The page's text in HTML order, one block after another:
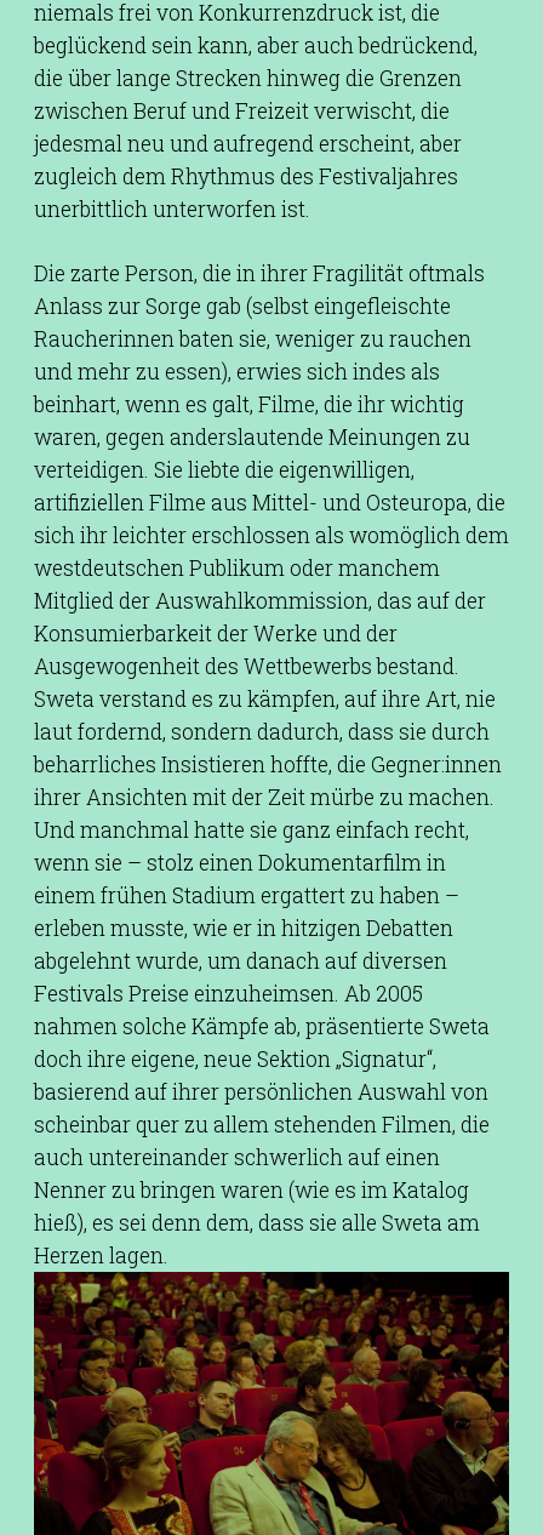
niemals frei von Konkurrenzdruck ist, die
beglückend sein kann, aber auch bedrückend,
die über lange Strecken hinweg die Grenzen
zwischen Beruf und Freizeit verwischt, die
jedesmal neu und aufregend erscheint, aber
zugleich dem Rhythmus des Festivaljahres
unerbittlich unterworfen ist.
Die zarte Person, die in ihrer Fragilität oftmals
Anlass zur Sorge gab (selbst eingefleischte
Raucherinnen baten sie, weniger zu rauchen
und mehr zu essen), erwies sich indes als
beinhart, wenn es galt, Filme, die ihr wichtig
waren, gegen anderslautende Meinungen zu
verteidigen. Sie liebte die eigenwilligen,
artifiziellen Filme aus Mittel- und Osteuropa, die
sich ihr leichter erschlossen als womöglich dem
westdeutschen Publikum oder manchem
Mitglied der Auswahlkommission, das auf der
Konsumierbarkeit der Werke und der
Ausgewogenheit des Wettbewerbs bestand.
Sweta verstand es zu kämpfen, auf ihre Art, nie
laut fordernd, sondern dadurch, dass sie durch
beharrliches Insistieren hoffte, die Gegner:innen
ihrer Ansichten mit der Zeit mürbe zu machen.
Und manchmal hatte sie ganz einfach recht,
wenn sie – stolz einen Dokumentarfilm in
einem frühen Stadium ergattert zu haben –
erleben musste, wie er in hitzigen Debatten
abgelehnt wurde, um danach auf diversen
Festivals Preise einzuheimsen. Ab 2005
nahmen solche Kämpfe ab, präsentierte Sweta
doch ihre eigene, neue Sektion „Signatur“,
basierend auf ihrer persönlichen Auswahl von
scheinbar quer zu allem stehenden Filmen, die
auch untereinander schwerlich auf einen
Nenner zu bringen waren (wie es im Katalog
hieß), es sei denn dem, dass sie alle Sweta am
Herzen lagen.